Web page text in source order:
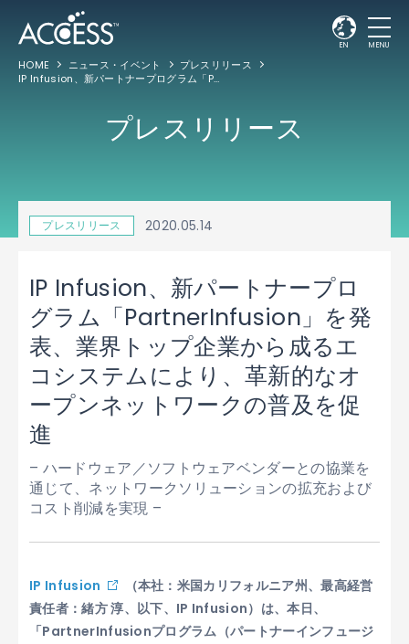
EN MENU
HOME ニュース・イベント
プレスリリース
IP Infusion、新パートナープログラム「PartnerInfusion」を発表、業界トップ企業から成るエコシステムにより、革新的なオープンネットワークの普及を促進
プレスリリース
プレスリリース 2020.05.14
IP Infusion、新パートナープロ
グラム「PartnerInfusion」を発
表、業界トップ企業から成るエ
コシステムにより、革新的なオ
ープンネットワークの普及を促
進
– ハードウェア／ソフトウェアベンダーとの協業を
通じて、ネットワークソリューションの拡充および
コスト削減を実現 –
IP Infusion
（本社：米国カリフォルニア州、最高経営
責任者：緒方 淳、以下、IP Infusion）は、本日、
「PartnerInfusionプログラム（パートナーインフュージ